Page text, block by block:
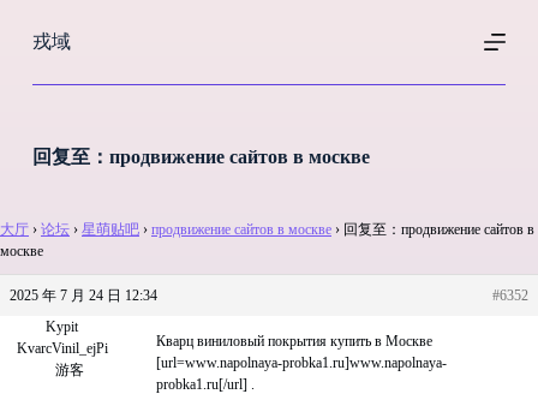
过
戎域
回复至：продвижение сайтов в москве
大厅 › 论坛 › 星萌贴吧 › продвижение сайтов в москве › 回复至：продвижение сайтов в
москве
2025 年 7 月 24 日 12:34
#6352
Kypit
KvarcVinil_ejPi
游客
Кварц виниловый покрытия купить в Москве
[url=www.napolnaya-probka1.ru]www.napolnaya-
probka1.ru[/url] .